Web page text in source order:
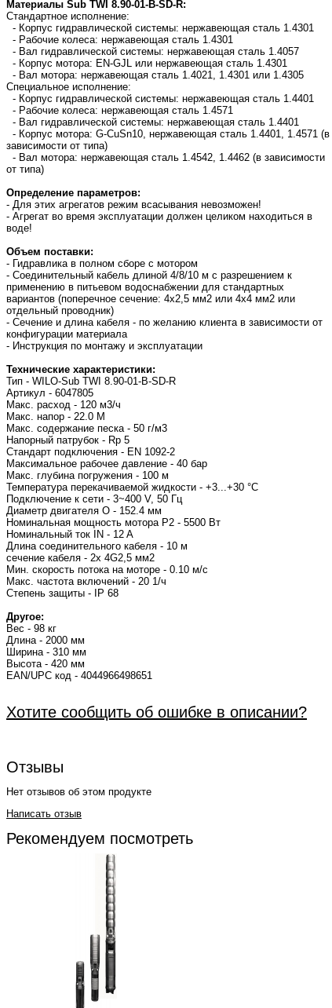
Материалы Sub TWI 8.90-01-B-SD-R:
Стандартное исполнение:
- Корпус гидравлической системы: нержавеющая сталь 1.4301
- Рабочие колеса: нержавеющая сталь 1.4301
- Вал гидравлической системы: нержавеющая сталь 1.4057
- Корпус мотора: EN-GJL или нержавеющая сталь 1.4301
- Вал мотора: нержавеющая сталь 1.4021, 1.4301 или 1.4305
Специальное исполнение:
- Корпус гидравлической системы: нержавеющая сталь 1.4401
- Рабочие колеса: нержавеющая сталь 1.4571
- Вал гидравлической системы: нержавеющая сталь 1.4401
- Корпус мотора: G-CuSn10, нержавеющая сталь 1.4401, 1.4571 (в
зависимости от типа)
- Вал мотора: нержавеющая сталь 1.4542, 1.4462 (в зависимости
от типа)
Определение параметров:
- Для этих агрегатов режим всасывания невозможен!
- Агрегат во время эксплуатации должен целиком находиться в
воде!
Объем поставки:
- Гидравлика в полном сборе с мотором
- Соединительный кабель длиной 4/8/10 м с разрешением к
применению в питьевом водоснабжении для стандартных
вариантов (поперечное сечение: 4x2,5 мм2 или 4x4 мм2 или
отдельный проводник)
- Сечение и длина кабеля - по желанию клиента в зависимости от
конфигурации материала
- Инструкция по монтажу и эксплуатации
Технические характеристики:
Тип - WILO-Sub TWI 8.90-01-B-SD-R
Артикул - 6047805
Макс. расход - 120 м3/ч
Макс. напор - 22.0 M
Макс. содержание песка - 50 г/м3
Напорный патрубок - Rp 5
Стандарт подключения - EN 1092-2
Максимальное рабочее давление - 40 бар
Макс. глубина погружения - 100 м
Температура перекачиваемой жидкости - +3...+30 °C
Подключение к сети - 3~400 V, 50 Гц
Диаметр двигателя O - 152.4 мм
Номинальная мощность мотора P2 - 5500 Вт
Номинальный ток IN - 12 A
Длина соединительного кабеля - 10 м
сечение кабеля - 2x 4G2,5 мм2
Мин. скорость потока на моторе - 0.10 м/с
Макс. частота включений - 20 1/ч
Степень защиты - IP 68
Другое:
Вес - 98 кг
Длина - 2000 мм
Ширина - 310 мм
Высота - 420 мм
EAN/UPC код - 4044966498651
Хотите сообщить об ошибке в описании?
Отзывы
Нет отзывов об этом продукте
Написать отзыв
Рекомендуем посмотреть